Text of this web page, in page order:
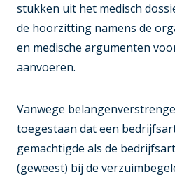
stukken uit het medisch
de hoorzitting namens de
en medische argumenten
aanvoeren.
Vanwege
toegestaan dat een
gemachtigde als de
(geweest) bij de